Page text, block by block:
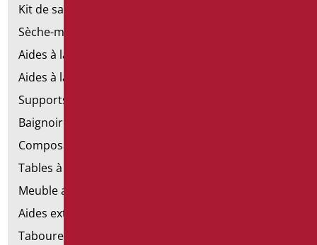
Kit de salle de bains standard
Sèche-mains électriques
Aides à la salle de bains d'émergence
Aides à la salle de bains en acier inoxydable
Supports de fixation pour les murs en placoplâtre
Baignoires avec porte
Composants de la main courante
Tables à langer
Meuble avec chaise pour salle de bains
Aides extractibles pour la salle de bains
Tabourets de douche